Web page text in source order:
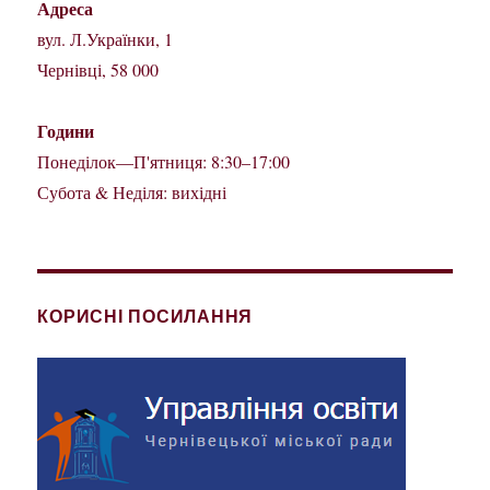
Адреса
вул. Л.Українки, 1
Чернівці, 58 000
Години
Понеділок—П'ятниця: 8:30–17:00
Субота & Неділя: вихідні
КОРИСНІ ПОСИЛАННЯ